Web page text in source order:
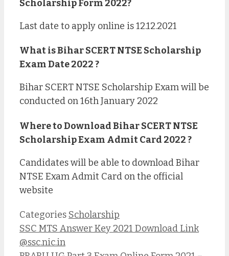
Scholarship Form 2022?
Last date to apply online is 12.12.2021
What is Bihar SCERT NTSE Scholarship
Exam Date 2022 ?
Bihar SCERT NTSE Scholarship Exam will be
conducted on 16th January 2022
Where to Download Bihar SCERT NTSE
Scholarship Exam Admit Card 2022 ?
Candidates will be able to download Bihar
NTSE Exam Admit Card on the official
website
Categories Scholarship
SSC MTS Answer Key 2021 Download Link
@ssc.nic.in